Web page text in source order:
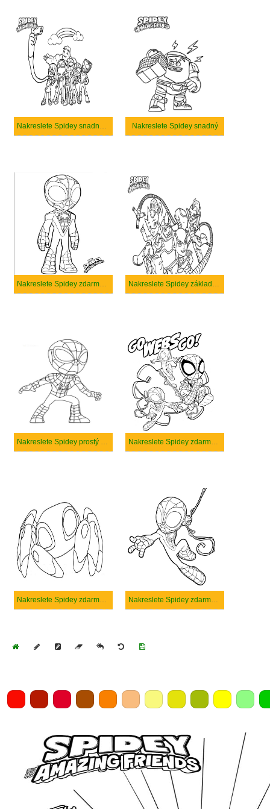
Nakreslete Spidey snadný tisknutelné Nakreslete Spidey snadný
Nakreslete Spidey zdarma pro děti Nakreslete Spidey základní u dětí
Nakreslete Spidey prostý u dětí Nakreslete Spidey zdarma prostý
Nakreslete Spidey zdarma základní Nakreslete Spidey zdarma základní tisknutelné